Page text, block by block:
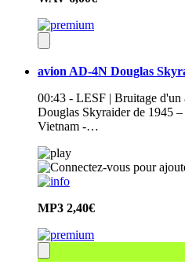
avion AD-4N Douglas
00:43 - LESF | Bruitage
Douglas Skyraider de 1945
Vietnam -…
MP3 2,40€